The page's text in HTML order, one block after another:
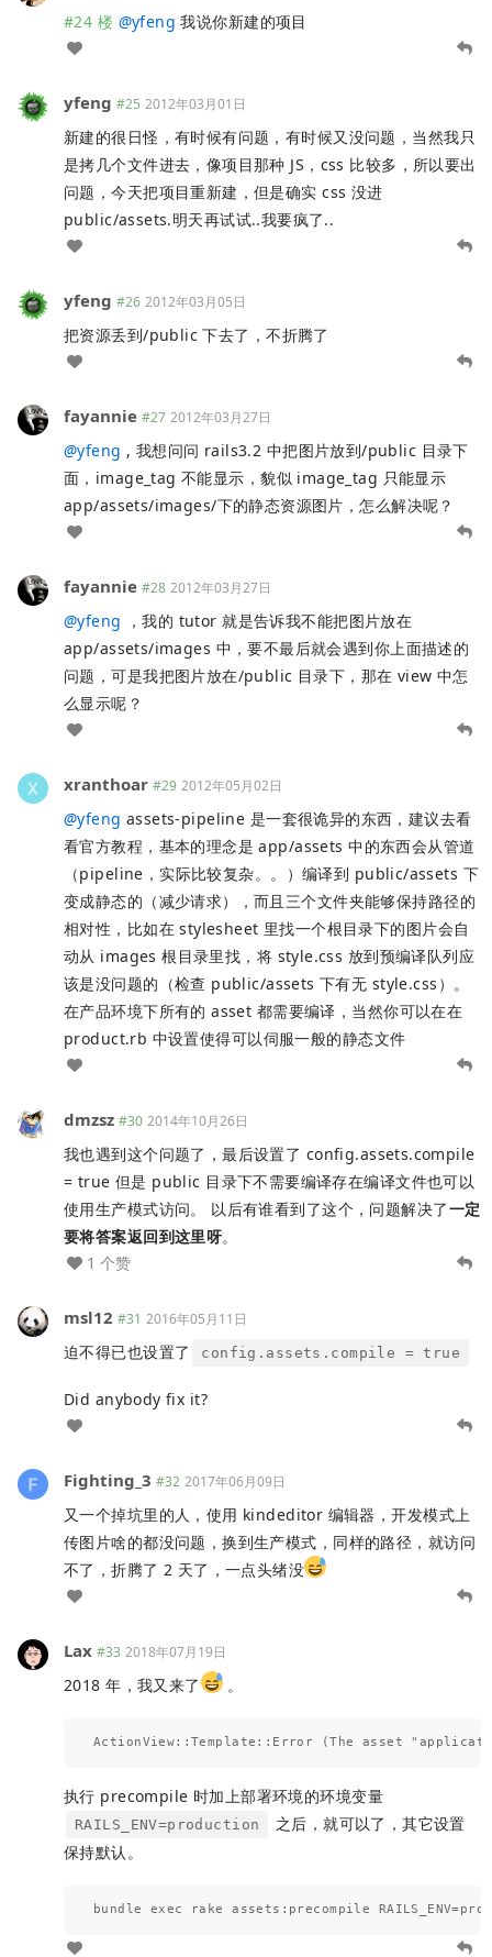
#24 楼 @yfeng 我说你新建的项目
yfeng #25 2012年03月01日
新建的很日怪，有时候有问题，有时候又没问题，当然我只
是拷几个文件进去，像项目那种 JS，css 比较多，所以要出
问题，今天把项目重新建，但是确实 css 没进
public/assets.明天再试试..我要疯了..
yfeng #26 2012年03月05日
把资源丢到/public 下去了，不折腾了
fayannie #27 2012年03月27日
@yfeng , 我想问问 rails3.2 中把图片放到/public 目录下
面，image_tag 不能显示，貌似 image_tag 只能显示
app/assets/images/下的静态资源图片，怎么解决呢？
fayannie #28 2012年03月27日
@yfeng ，我的 tutor 就是告诉我不能把图片放在
app/assets/images 中，要不最后就会遇到你上面描述的
问题，可是我把图片放在/public 目录下，那在 view 中怎
么显示呢？
xranthoar #29 2012年05月02日
@yfeng assets-pipeline 是一套很诡异的东西，建议去看
看官方教程，基本的理念是 app/assets 中的东西会从管道
（pipeline，实际比较复杂。。）编译到 public/assets 下
变成静态的（减少请求），而且三个文件夹能够保持路径的
相对性，比如在 stylesheet 里找一个根目录下的图片会自
动从 images 根目录里找，将 style.css 放到预编译队列应
该是没问题的（检查 public/assets 下有无 style.css）。
在产品环境下所有的 asset 都需要编译，当然你可以在在
product.rb 中设置使得可以伺服一般的静态文件
dmzsz #30 2014年10月26日
我也遇到这个问题了，最后设置了 config.assets.compile
= true 但是 public 目录下不需要编译存在编译文件也可以
使用生产模式访问。 以后有谁看到了这个，问题解决了一定
要将答案返回到这里呀。
1 个赞
msl12 #31 2016年05月11日
迫不得已也设置了 config.assets.compile = true
Did anybody fix it?
Fighting_3 #32 2017年06月09日
又一个掉坑里的人，使用 kindeditor 编辑器，开发模式上
传图片啥的都没问题，换到生产模式，同样的路径，就访问
不了，折腾了 2 天了，一点头绪没
Lax #33 2018年07月19日
2018 年，我又来了 。
执行 precompile 时加上部署环境的环境变量
RAILS_ENV=production
之后，就可以了，其它设置
保持默认。